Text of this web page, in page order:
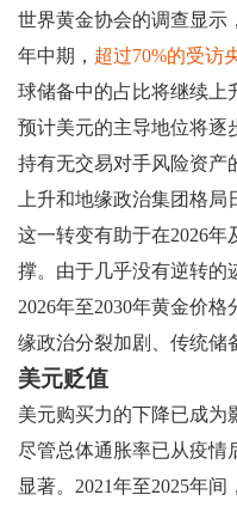
世界黄金协会的调查显示
年中期， 超过70%的受访
球储备中的占比将继续上
预计美元的主导地位将逐
持有无交易对手风险资产
上升和地缘政治集团格局
这一转变有助于在2026
撑。由于几乎没有逆转的
2026年至2030年黄金价
缘政治分裂加剧、传统储
美元贬值
美元购买力的下降已成为
尽管总体通胀率已从疫情
显著。2021年至2025年